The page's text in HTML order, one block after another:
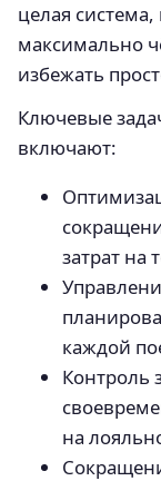
целая
максимально
избежать
Ключевые
включают:
затрат на
каждой
Контроль
на